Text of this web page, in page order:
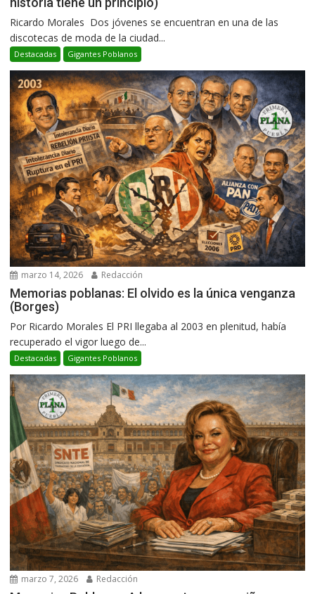
Ricardo Morales Dos jóvenes se encuentran en una de las
discotecas de moda de la ciudad...
Destacadas Gigantes Poblanos
marzo 14, 2026 Redacción
Memorias poblanas: El olvido es la única venganza
(Borges)
Por Ricardo Morales El PRI llegaba al 2003 en plenitud, había
recuperado el vigor luego de...
Destacadas Gigantes Poblanos
marzo 7, 2026 Redacción